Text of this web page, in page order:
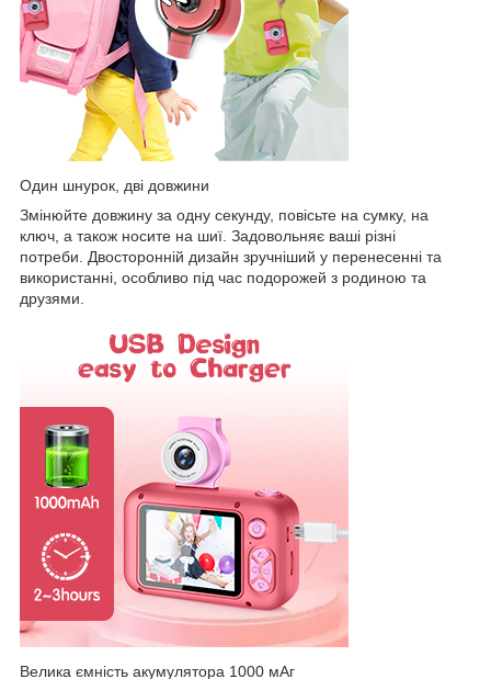
Один шнурок, дві довжини
Змінюйте довжину за одну секунду, повісьте на сумку, на
ключ, а також носите на шиї. Задовольняє ваші різні
потреби. Двосторонній дизайн зручніший у перенесенні та
використанні, особливо під час подорожей з родиною та
друзями.
Велика ємність акумулятора 1000 мАг